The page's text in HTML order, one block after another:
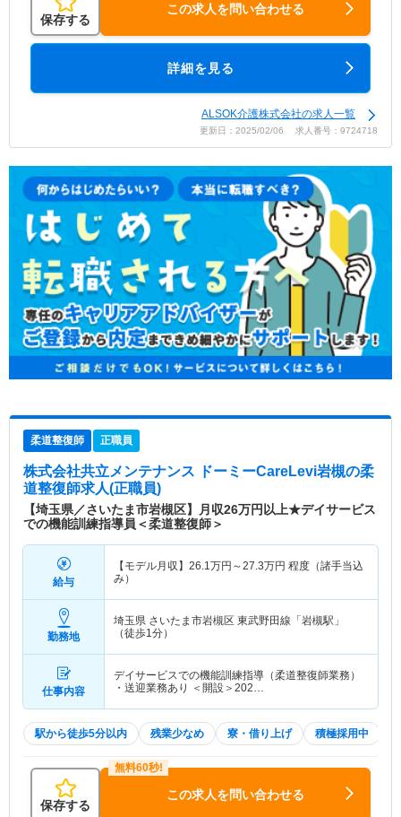
保存する
この求人を問い合わせる
詳細を見る
ALSOK介護株式会社の求人一覧
更新日：2025/02/06 求人番号：9724718
柔道整復師 正職員
株式会社共立メンテナンス ドーミーCareLevi岩槻の柔
道整復師求人(正職員)
【埼玉県／さいたま市岩槻区】月収26万円以上★デイサービス
での機能訓練指導員＜柔道整復師＞
給与
【モデル月収】 26.1万円～27.3万円 程度（諸手当込
み）
勤務地
埼玉県 さいたま市岩槻区 東武野田線「岩槻駅」
（徒歩1分）
仕事内容
デイサービスでの機能訓練指導（柔道整復師業務）
・送迎業務あり ＜開設＞202…
駅から徒歩5分以内 残業少なめ 寮・借り上げ 積極採用中
保存する
この求人を問い合わせる